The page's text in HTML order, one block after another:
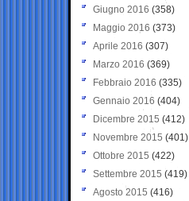
Giugno 2016 (358)
Maggio 2016 (373)
Aprile 2016 (307)
Marzo 2016 (369)
Febbraio 2016 (335)
Gennaio 2016 (404)
Dicembre 2015 (412)
Novembre 2015 (401)
Ottobre 2015 (422)
Settembre 2015 (419)
Agosto 2015 (416)